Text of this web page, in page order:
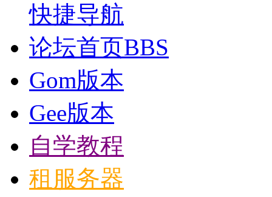
快捷导航
论坛首页BBS
Gom版本
Gee版本
自学教程
租服务器